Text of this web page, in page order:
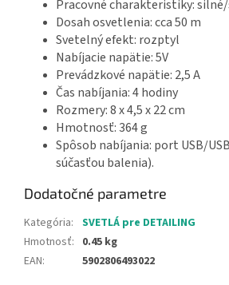
Pracovné charakteristiky:
Dosah osvetlenia: cca 50 m
Svetelný efekt: rozptyl
Nabíjacie napätie: 5V
Prevádzkové napätie: 2,5 A
Čas nabíjania: 4 hodiny
Rozmery: 8 x 4,5 x 22 cm
Hmotnosť: 364 g
Spôsob nabíjania: port USB/
súčasťou balenia).
Dodatočné parametre
Kategória: SVETLÁ pre DETAILING
Hmotnosť: 0.45 kg
EAN: 5902806493022